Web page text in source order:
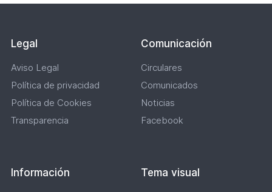
Legal
Aviso Legal
Política de privacidad
Política de Cookies
Transparencia
Comunicación
Circulares
Comunicados
Noticias
Facebook
Información Tema visual